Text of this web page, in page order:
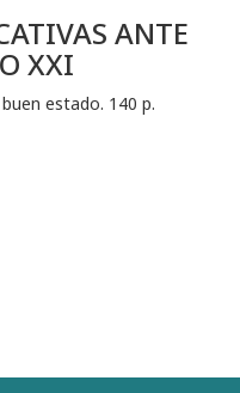
ANTE
XXI
estado. 140 p.